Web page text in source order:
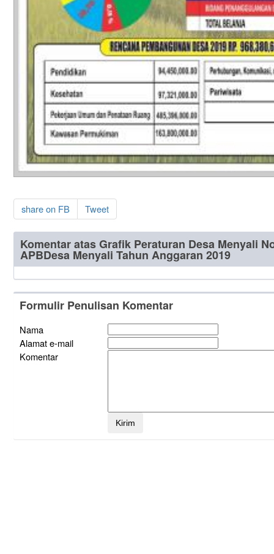
share on FB Tweet
Komentar atas Grafik Peraturan Desa Menyali
APBDesa Menyali Tahun Anggaran 2019
Formulir Penulisan Komentar
Nama
Alamat e-mail
Komentar